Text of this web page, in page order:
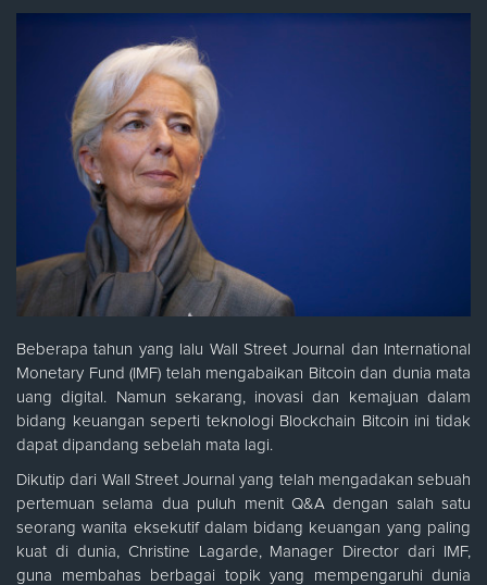
Beberapa tahun yang lalu Wall Street Journal dan International
Monetary Fund (IMF) telah mengabaikan Bitcoin dan dunia mata
uang digital. Namun sekarang, inovasi dan kemajuan dalam
bidang keuangan seperti teknologi Blockchain Bitcoin ini tidak
dapat dipandang sebelah mata lagi.
Dikutip dari Wall Street Journal yang telah mengadakan sebuah
pertemuan selama dua puluh menit Q&A dengan salah satu
seorang wanita eksekutif dalam bidang keuangan yang paling
kuat di dunia, Christine Lagarde, Manager Director dari IMF,
guna membahas berbagai topik yang mempengaruhi dunia